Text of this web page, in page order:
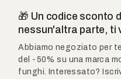
🎁 Un codice sconto
nessun'altra parte, ti
Abbiamo negoziato per
del -50% su una marca
funghi. Interessato?